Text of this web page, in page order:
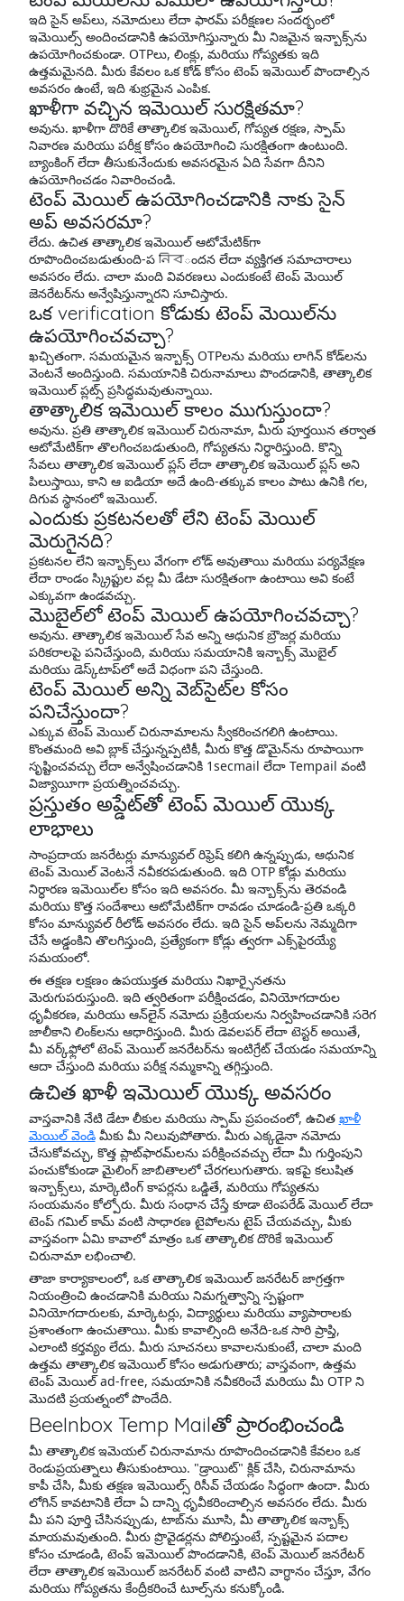
ఇది సైన్ అప్‌లు, నమోదులు లేదా ఫారమ్ పరీక్షణల సందర్భంలో
ఇమెయిల్స్ అందించడానికి ఉపయోగిస్తున్నారు మీ నిజమైన ఇన్బాక్స్‌ను
ఉపయోగించకుండా. OTPలు, లింక్లు, మరియు గోప్యతకు ఇది
ఉత్తమమైనది. మీరు కేవలం ఒక కోడ్ కోసం టెంప్ ఇమెయిల్ పొందాల్సిన
అవసరం ఉంటే, ఇది శుభ్రమైన ఎంపిక.
ఖాళీగా వచ్చిన ఇమెయిల్ సురక్షితమా?
అవును. ఖాళీగా దొరికే తాత్కాలిక ఇమెయిల్, గోప్యత రక్షణ, స్పామ్
నివారణ మరియు పరీక్ష కోసం ఉపయోగించి సురక్షితంగా ఉంటుంది.
బ్యాంకింగ్ లేదా తీసుకునేందుకు అవసరమైన ఏది సేవగా దీనిని
ఉపయోగించడం నివారించండి.
టెంప్ మెయిల్ ఉపయోగించడానికి నాకు సైన్
అప్ అవసరమా?
లేదు. ఉచిత తాత్కాలిక ఇమెయిల్ ఆటోమేటిక్‌గా
రూపొందించబడుతుంది-ప নিবందన లేదా వ్యక్తిగత సమాచారాలు
అవసరం లేదు. చాలా మంది వివరణలు ఎందుకంటే టెంప్ మెయిల్
జెనరేటర్‌ను అన్వేషిస్తున్నారని సూచిస్తారు.
ఒక verification కోడుకు టెంప్ మెయిల్‌ను
ఉపయోగించవచ్చా?
ఖచ్చితంగా. సమయమైన ఇన్బాక్స్ OTPలను మరియు లాగిన్ కోడ్‌లను
వెంటనే అందిస్తుంది. సమయానికి చిరునామాలు పొందడానికి, తాత్కాలిక
ఇమెయిల్ ప్లట్స్ ప్రసిద్ధమవుతున్నాయి.
తాత్కాలిక ఇమెయిల్ కాలం ముగుస్తుందా?
అవును. ప్రతి తాత్కాలిక ఇమెయిల్ చిరునామా, మీరు పూర్తయిన తర్వాత
ఆటోమేటిక్‌గా తొలగించబడుతుంది, గోప్యతను నిర్ధారిస్తుంది. కొన్ని
సేవలు తాత్కాలిక ఇమెయిల్ ప్లస్ లేదా తాత్కాలిక ఇమెయిల్ ప్లస్ అని
పిలుస్తాయి, కాని ఆ ఐడియా అదే ఉంది-తక్కువ కాలం పాటు ఉనికి గల,
దిగువ స్థానంలో ఇమెయిల్.
ఎందుకు ప్రకటనలతో లేని టెంప్ మెయిల్
మెరుగైనది?
ప్రకటనల లేని ఇన్బాక్స్‌లు వేగంగా లోడ్ అవుతాయి మరియు పర్యవేక్షణ
లేదా రాండం స్క్రిప్టుల వల్ల మీ డేటా సురక్షితంగా ఉంటాయి అవి కంటే
ఎక్కువగా ఉండవచ్చు.
మొబైల్‌లో టెంప్ మెయిల్ ఉపయోగించవచ్చా?
అవును. తాత్కాలిక ఇమెయిల్ సేవ అన్ని ఆధునిక బ్రౌజర్ల మరియు
పరికరాలపై పనిచేస్తుంది, మరియు సమయానికి ఇన్బాక్స్ మొబైల్
మరియు డెస్క్‌టాప్‌లో అదే విధంగా పని చేస్తుంది.
టెంప్ మెయిల్ అన్ని వెబ్‌సైట్‌ల కోసం
పనిచేస్తుందా?
ఎక్కువ టెంప్ మెయిల్ చిరునామాలను స్వీకరించగలిగి ఉంటాయి.
కొంతమంది అవి బ్లాక్ చేస్తున్నప్పటికీ, మీరు కొత్త డొమైన్‌ను రూపాయిగా
సృష్టించవచ్చు లేదా అన్వేషించడానికి 1secmail లేదా Tempail వంటి
విజ్యాయీగా ప్రయత్నించవచ్చు.
ప్రస్తుతం అప్డేట్‌తో టెంప్ మెయిల్ యొక్క
లాభాలు
సాంప్రదాయ జనరేటర్లు మాన్యువల్ రిఫ్రెష్ కలిగి ఉన్నప్పుడు, ఆధునిక
టెంప్ మెయిల్ వెంటనే నవీకరపడుతుంది. ఇది OTP కోడ్లు మరియు
నిర్ధారణ ఇమెయిల్‌ల కోసం ఇది అవసరం. మీ ఇన్బాక్స్‌ను తెరవండి
మరియు కొత్త సందేశాలు ఆటోమేటిక్‌గా రావడం చూడండి-ప్రతి ఒక్కరి
కోసం మాన్యువల్ రీలోడ్ అవసరం లేదు. ఇది సైన్ అప్‌లను నెమ్మదిగా
చేసే అడ్డంకిని తొలగిస్తుంది, ప్రత్యేకంగా కోడ్లు త్వరగా ఎక్స్‌పైరయ్యే
సమయంలో.
ఈ తక్షణ లక్షణం ఉపయుక్తత మరియు నిఖార్సైనతను
మెరుగుపరుస్తుంది. ఇది త్వరితంగా పరీక్షించడం, వినియోగదారుల
ధృవీకరణ, మరియు ఆన్‌లైన్ నమోదు ప్రక్రియలను నిర్వహించడానికి సరెగ
జాలీకాని లింక్‌లను ఆధారిస్తుంది. మీరు డెవలపర్ లేదా టెస్టర్ అయితే,
మీ వర్క్‌ఫ్లోలో టెంప్ మెయిల్ జనరేటర్‌ను ఇంటిగ్రేట్ చేయడం సమయాన్ని
ఆదా చేస్తుంది మరియు పరీక్ష నమ్మకాన్ని తగ్గిస్తుంది.
ఉచిత ఖాళీ ఇమెయిల్ యొక్క అవసరం
వాస్తవానికి నేటి డేటా లీకుల మరియు స్పామ్ ప్రపంచంలో, ఉచిత ఖాళీ
మెయిల్ వెండిమీకు మీ నిలువుపోతారు. మీరు ఎక్కడైనా నమోదు
చేసుకోవచ్చు, కొత్త ప్లాట్‌ఫారమ్‌లను పరీక్షించవచ్చు లేదా మీ గుర్తింపుని
పంచుకోకుండా మైలింగ్ జాబితాలలో చేరగలుగుతారు. ఇకపై కలుషిత
ఇన్బాక్స్‌లు, మార్కెటింగ్ కాపర్లను ఒడ్డితే, మరియు గోప్యతను
సంయమనం కోల్పోరు. మీరు సంధాన చేస్తే కూడా టెంపరేడ్ మెయిల్ లేదా
టెంప్ గమిల్ కామ్ వంటి సాధారణ టైపోలను టైప్ చేయవచ్చు, మీకు
వాస్తవంగా ఏమి కావాలో మాత్రం ఒక తాత్కాలిక దొరికే ఇమెయిల్
చిరునామా లభించాలి.
తాజా కార్యాకాలంలో, ఒక తాత్కాలిక ఇమెయిల్ జనరేటర్ జాగ్రత్తగా
నియంత్రించి ఉంచడానికి మరియు నిమగ్నత్వాన్ని స్పష్టంగా
వినియోగదారులకు, మార్కెటర్లు, విద్యార్థులు మరియు వ్యాపారాలకు
ప్రశాంతంగా ఉంచుతాయి. మీకు కావాల్సింది అనేది-ఒక సారి ప్రాప్తి,
ఎలాంటి కర్తవ్యం లేదు. మీరు సూచనలు కావాలనుకుంటే, చాలా మంది
ఉత్తమ తాత్కాలిక ఇమెయిల్ కోసం అడుగుతారు; వాస్తవంగా, ఉత్తమ
టెంప్ మెయిల్ ad-free, సమయానికి నవీకరించే మరియు మీ OTP ని
మొదటి ప్రయత్నంలో పొందేది.
BeeInbox Temp Mailతో ప్రారంభించండి
మీ తాత్కాలిక ఇమెయల్ చిరునామాను రూపొందించడానికి కేవలం ఒక
రెండుప్రయత్నాలు తీసుకుంటాయి. "డ్రాయిట్" క్లిక్ చేసి, చిరునామాను
కాపీ చేసి, మీకు తక్షణ ఇమెయిల్స్ రిసీవ్ చేయడం సిద్ధంగా ఉందా. మీరు
లోగిన్ కావటానికి లేదా ఏ దాన్ని ధృవీకరించాల్సిన అవసరం లేదు. మీరు
మీ పని పూర్తి చేసినప్పుడు, టాబ్‌ను మూసి, మీ తాత్కాలిక ఇన్బాక్స్
మాయమవుతుంది. మీరు ప్రొవైడర్లను పోలిస్తుంటే, స్పష్టమైన పదాల
కోసం చూడండి, టెంప్ ఇమెయిల్ పొందడానికి, టెంప్ మెయిల్ జనరేటర్
లేదా తాత్కాలిక ఇమెయిల్ జనరేటర్ వంటి వాటిని వాగ్ధానం చేస్తూ, వేగం
మరియు గోప్యతను కేంద్రీకరించే టూల్స్‌ను కనుక్కోండి.